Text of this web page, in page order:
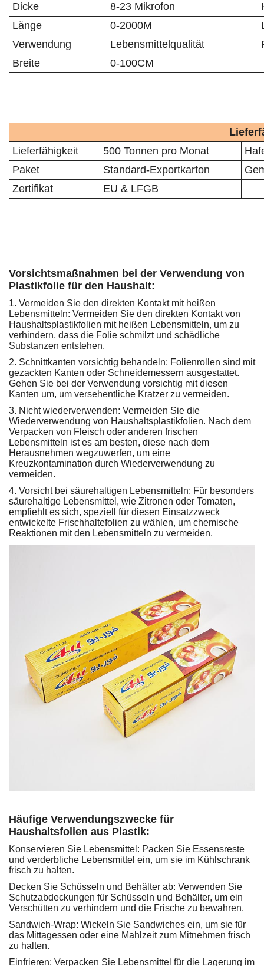
Dicke
8-23 Mikrofon
Länge
0-2000M
Verwendung
Lebensmittelqualität
Breite
0-100CM
Lieferfähigkeit
500 Tonnen pro Monat
Paket
Standard-Exportkarton
Zertifikat
EU & LFGB
Vorsichtsmaßnahmen bei der Verwendung von
Plastikfolie für den Haushalt:
1. Vermeiden Sie den direkten Kontakt mit heißen
Lebensmitteln: Vermeiden Sie den direkten Kontakt von
Haushaltsplastikfolien mit heißen Lebensmitteln, um zu
verhindern, dass die Folie schmilzt und schädliche
Substanzen entstehen.
2. Schnittkanten vorsichtig behandeln: Folienrollen sind mit
gezackten Kanten oder Schneidemessern ausgestattet.
Gehen Sie bei der Verwendung vorsichtig mit diesen
Kanten um, um versehentliche Kratzer zu vermeiden.
3. Nicht wiederverwenden: Vermeiden Sie die
Wiederverwendung von Haushaltsplastikfolien. Nach dem
Verpacken von Fleisch oder anderen frischen
Lebensmitteln ist es am besten, diese nach dem
Herausnehmen wegzuwerfen, um eine
Kreuzkontamination durch Wiederverwendung zu
vermeiden.
4. Vorsicht bei säurehaltigen Lebensmitteln: Für besonders
säurehaltige Lebensmittel, wie Zitronen oder Tomaten,
empfiehlt es sich, speziell für diesen Einsatzzweck
entwickelte Frischhaltefolien zu wählen, um chemische
Reaktionen mit den Lebensmitteln zu vermeiden.
Häufige Verwendungszwecke für
Haushaltsfolien aus Plastik:
Konservieren Sie Lebensmittel: Packen Sie Essensreste
und verderbliche Lebensmittel ein, um sie im Kühlschrank
frisch zu halten.
Decken Sie Schüsseln und Behälter ab: Verwenden Sie
Schutzabdeckungen für Schüsseln und Behälter, um ein
Verschütten zu verhindern und die Frische zu bewahren.
Sandwich-Wrap: Wickeln Sie Sandwiches ein, um sie für
das Mittagessen oder eine Mahlzeit zum Mitnehmen frisch
zu halten.
Einfrieren: Verpacken Sie Lebensmittel für die Lagerung im